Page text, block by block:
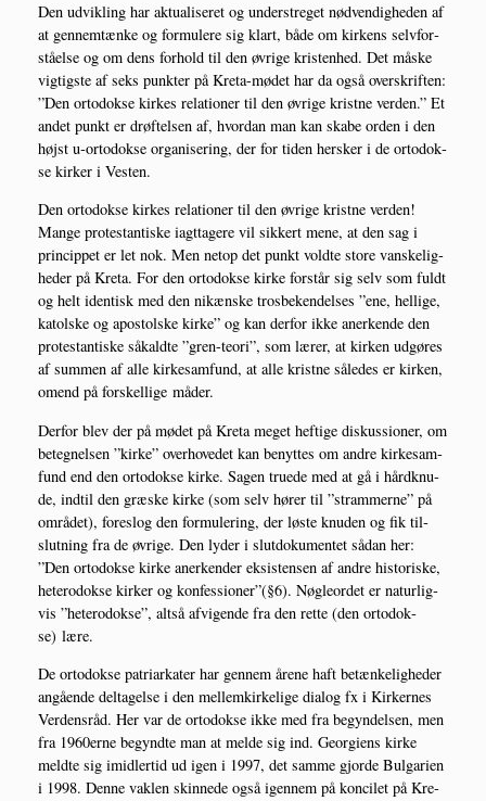
Den udvik­ling har aktu­a­li­se­ret og under­stre­get nød­ven­dig­he­den af
at gen­nemtæn­ke og for­mu­le­re sig klart, både om kir­kens selv­for­
stå­el­se og om dens for­hold til den øvri­ge kris­ten­hed. Det måske
vig­tig­ste af seks punk­ter på Kre­ta-mødet har da også over­skrif­ten:
”Den orto­dok­se kir­kes rela­tio­ner til den øvri­ge krist­ne ver­den.” Et
andet punkt er drøf­tel­sen af, hvor­dan man kan ska­be orden i den
højst u‑ortodokse orga­ni­se­ring, der for tiden her­sker i de orto­dok­
se kir­ker i Vesten.
Den orto­dok­se kir­kes rela­tio­ner til den øvri­ge krist­ne ver­den!
Man­ge pro­te­stan­ti­ske iagt­ta­ge­re vil sik­kert mene, at den sag i
prin­cip­pet er let nok. Men net­op det punkt vold­te sto­re van­ske­lig­
he­der på Kre­ta. For den orto­dok­se kir­ke for­står sig selv som fuldt
og helt iden­tisk med den nikæn­ske tros­be­ken­del­ses ”ene, hel­li­ge,
katol­ske og apo­stol­ske kir­ke” og kan der­for ikke aner­ken­de den
pro­te­stan­ti­ske såkald­te ”gren-teo­ri”, som lærer, at kir­ken udgø­res
af sum­men af alle kir­ke­sam­fund, at alle krist­ne såle­des er kir­ken,
omend på for­skel­li­ge måder.
Der­for blev der på mødet på Kre­ta meget hef­ti­ge dis­kus­sio­ner, om
beteg­nel­sen ”kir­ke” over­ho­ve­det kan benyt­tes om andre kir­ke­sam­
fund end den orto­dok­se kir­ke. Sagen tru­e­de med at gå i hård­knu­
de, ind­til den græ­ske kir­ke (som selv hører til ”stram­mer­ne” på
områ­det), fore­slog den for­mu­le­ring, der løste knu­den og fik til­
slut­ning fra de øvri­ge. Den lyder i slut­do­ku­men­tet sådan her:
”Den orto­dok­se kir­ke aner­ken­der eksi­sten­sen af andre histo­ri­ske,
hete­ro­dok­se kir­ker og konfessioner”(§6). Nøg­le­or­det er natur­lig­
vis ”hete­ro­dok­se”, alt­så afvi­gen­de fra den ret­te (den orto­dok­
se) lære.
De orto­dok­se patri­ar­ka­ter har gen­nem åre­ne haft betæn­ke­lig­he­der
angå­en­de del­ta­gel­se i den mel­lem­kir­ke­li­ge dia­log fx i Kir­ker­nes
Ver­dens­råd. Her var de orto­dok­se ikke med fra begyn­del­sen, men
fra 1960erne begynd­te man at mel­de sig ind. Geor­gi­ens kir­ke
meld­te sig imid­ler­tid ud igen i 1997, det sam­me gjor­de Bul­ga­ri­en
i 1998. Den­ne vak­len skin­ne­de også igen­nem på kon­cilet på Kre­